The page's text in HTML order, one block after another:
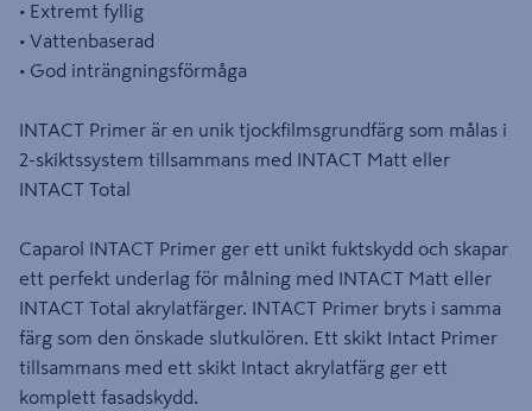
• Extremt fyllig
• Vattenbaserad
• God inträngningsförmåga
INTACT Primer är en unik tjockfilmsgrundfärg som målas i
2-skiktssystem tillsammans med INTACT Matt eller
INTACT Total
Caparol INTACT Primer ger ett unikt fuktskydd och skapar
ett perfekt underlag för målning med INTACT Matt eller
INTACT Total akrylatfärger. INTACT Primer bryts i samma
färg som den önskade slutkulören. Ett skikt Intact Primer
tillsammans med ett skikt Intact akrylatfärg ger ett
komplett fasadskydd.